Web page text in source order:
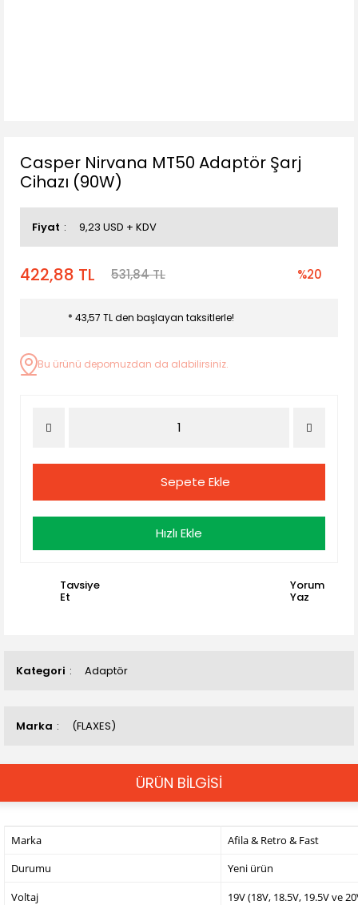
Kategori Adaptör
Marka (FLAXES)
Casper Nirvana MT50 Adaptör Şarj
Cihazı (90W)
Fiyat 9,23 USD + KDV
422,88 TL 531,84 TL %20
* 43,57 TL den başlayan taksitlerle!
Bu ürünü depomuzdan da alabilirsiniz.
Sepete Ekle
Hızlı Ekle
Tavsiye
Et
Yorum
Yaz
ÜRÜN BİLGİSİ
Marka
Afila & Retro & Fast
Durumu
Yeni ürün
Voltaj
19V (18V, 18.5V, 19.5V ve